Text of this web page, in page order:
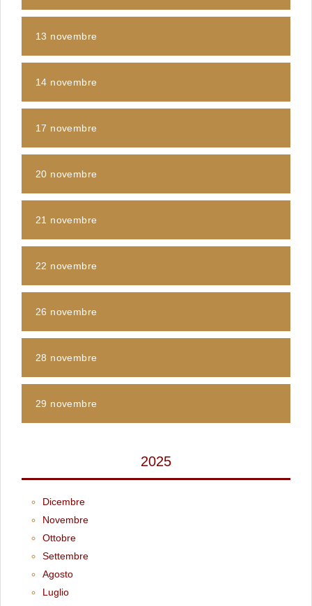
13 novembre
14 novembre
17 novembre
20 novembre
21 novembre
22 novembre
26 novembre
28 novembre
29 novembre
2025
Dicembre
Novembre
Ottobre
Settembre
Agosto
Luglio